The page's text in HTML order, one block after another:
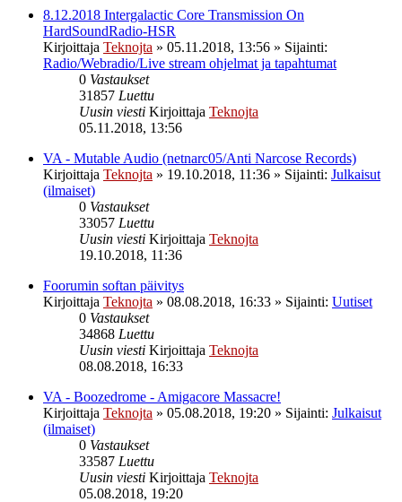
8.12.2018 Intergalactic Core Transmission On
HardSoundRadio-HSR
Kirjoittaja Teknojta » 05.11.2018, 13:56 » Sijainti:
Radio/Webradio/Live stream ohjelmat ja tapahtumat
0 Vastaukset
31857 Luettu
Uusin viesti Kirjoittaja Teknojta
05.11.2018, 13:56
VA - Mutable Audio (netnarc05/Anti Narcose Records)
Kirjoittaja Teknojta » 19.10.2018, 11:36 » Sijainti: Julkaisut
(ilmaiset)
0 Vastaukset
33057 Luettu
Uusin viesti Kirjoittaja Teknojta
19.10.2018, 11:36
Foorumin softan päivitys
Kirjoittaja Teknojta » 08.08.2018, 16:33 » Sijainti: Uutiset
0 Vastaukset
34868 Luettu
Uusin viesti Kirjoittaja Teknojta
08.08.2018, 16:33
VA - Boozedrome - Amigacore Massacre!
Kirjoittaja Teknojta » 05.08.2018, 19:20 » Sijainti: Julkaisut
(ilmaiset)
0 Vastaukset
33587 Luettu
Uusin viesti Kirjoittaja Teknojta
05.08.2018, 19:20